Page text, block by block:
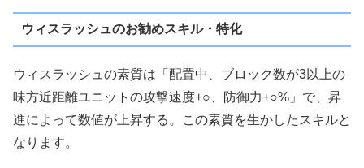
ウィスラッシュのお勧めスキル・特化
ウィスラッシュの素質は「配置中、ブロック数が3以上の
味方近距離ユニットの攻撃速度+○、防御力+○%」で、昇
進によって数値が上昇する。この素質を生かしたスキルと
なります。